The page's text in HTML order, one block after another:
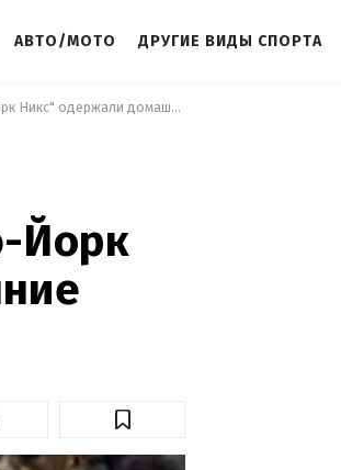
АВТО/МОТО ДРУГИЕ ВИДЫ СПОРТА
Обзор матчей NBA: "Филадельфия" и "Нью-Йорк Никс" одержали домашние победы
Йорк